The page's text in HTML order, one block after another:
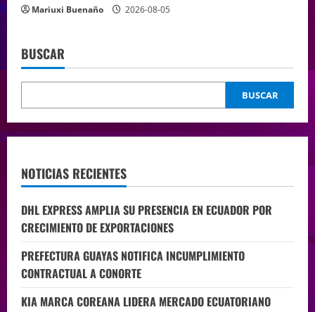
Mariuxi Buenaño 2026-08-05
BUSCAR
BUSCAR
NOTICIAS RECIENTES
DHL EXPRESS AMPLIA SU PRESENCIA EN ECUADOR POR
CRECIMIENTO DE EXPORTACIONES
PREFECTURA GUAYAS NOTIFICA INCUMPLIMIENTO
CONTRACTUAL A CONORTE
KIA MARCA COREANA LIDERA MERCADO ECUATORIANO